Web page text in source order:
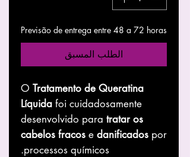
Previsão de entrega entre 48 a 72 horas
الطلب المسبق
O Tratamento de Queratina
Líquida foi cuidadosamente
desenvolvido para tratar os
cabelos fracos e danificados por
processos químicos.